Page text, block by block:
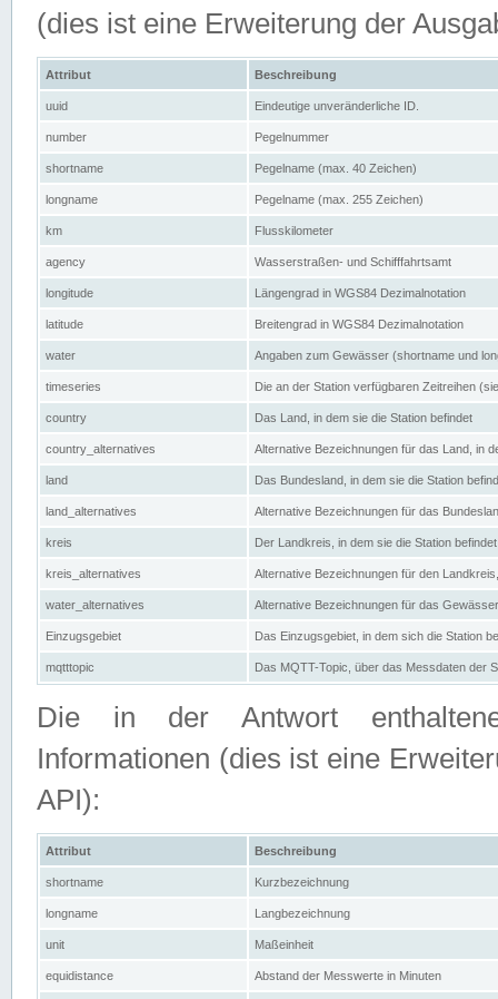
(dies ist eine Erweiterung der
Attribut Beschreibung
uuid Eindeutige unveränderliche ID.
number Pegelnummer
shortname Pegelname (max. 40 Zeichen)
longname Pegelname (max. 255 Zeichen)
km Flusskilometer
agency Wasserstraßen- und Schifffahrtsamt
longitude Längengrad in WGS84 Dezimalnotation
latitude Breitengrad in WGS84 Dezimalnotation
water Angaben zum Gewässer (shortname und
timeseries Die an der Station verfügbaren Zeitreihen
country Das Land, in dem sie die Station befindet
country_alternatives Alternative Bezeichnungen für das Land, in
land Das Bundesland, in dem sie die Station
land_alternatives Alternative Bezeichnungen für das
kreis Der Landkreis, in dem sie die Station befindet
kreis_alternatives Alternative Bezeichnungen für den
water_alternatives Alternative Bezeichnungen für das
Einzugsgebiet Das Einzugsgebiet, in dem sich die Station
mqtttopic Das MQTT-Topic, über das Messdaten der
Die in der Antwort
Informationen (dies ist eine
API):
Attribut Beschreibung
shortname Kurzbezeichnung
longname Langbezeichnung
unit Maßeinheit
equidistance Abstand der Messwerte in Minuten